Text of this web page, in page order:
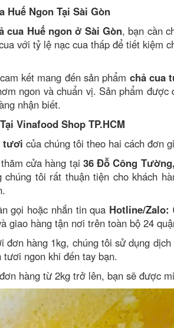
Huế Ngon Tại Sài Gòn
cua Huế ngon ở Sài Gòn, bạn cần
với tỷ lệ nạc cua thấp để tiết kiệm
kết mang đến sản phẩm chả cua
ngon và chuẩn vị. Sản phẩm
nhận biết.
Vinafood Shop TP.HCM
tươi của chúng tôi theo hai cách đơn
cửa hàng tại 36 Đỗ Công
chúng tôi rất thuận tiện cho khách
gọi hoặc nhắn tin qua Hotline/Zalo:
giao hàng tận nơi trên toàn bộ 24
đơn hàng 1kg, chúng tôi sử dụng
ngon khi đến tay bạn.
hàng từ 2kg trở lên, bạn sẽ được